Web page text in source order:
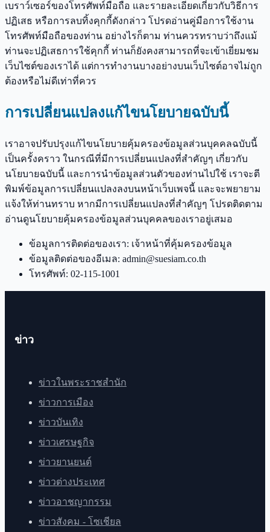
เบราว์เซอร์ของโทรศัพท์มือถือ และรายละเอียดเกี่ยวกับวิธีการ
ปฏิเสธ หรือการลบทิ้งคุกกี้ดังกล่าว โปรดอ่านคู่มือการใช้งาน
โทรศัพท์มือถือของท่าน อย่างไรก็ตาม ท่านควรทราบว่าถึงแม้
ท่านจะปฏิเสธการใช้คุกกี้ ท่านก็ยังคงสามารถที่จะเข้าเยี่ยมชม
เว็บไซต์ของเราได้ แต่การทำงานบางอย่างบนเว็บไซต์อาจไม่ถูก
ต้องหรือไม่ดีเท่าที่ควร
การเปลี่ยนแปลงแก้ไขนโยบายฉบับนี้
เราอาจปรับปรุงแก้ไขนโยบายคุ้มครองข้อมูลส่วนบุคคลฉบับนี้
เป็นครั้งคราว ในกรณีที่มีการเปลี่ยนแปลงที่สำคัญๆ เกี่ยวกับ
นโยบายฉบับนี้ และการนำข้อมูลส่วนตัวของท่านไปใช้ เราจะตี
พิมพ์ข้อมูลการเปลี่ยนแปลงลงบนหน้าเว็บเพจนี้ และจะพยายาม
แจ้งให้ท่านทราบ หากมีการเปลี่ยนแปลงที่สำคัญๆ โปรดติดตาม
อ่านดูนโยบายคุ้มครองข้อมูลส่วนบุคคลของเราอยู่เสมอ
ข้อมูลการติดต่อของเรา: เจ้าหน้าที่คุ้มครองข้อมูล
ข้อมูลติดต่อของอีเมล: admin@suesiam.co.th
โทรศัพท์: 02-115-1001
ข่าว
ข่าวในพระราชสำนัก
ข่าวการเมือง
ข่าวบันเทิง
ข่าวเศรษฐกิจ
ข่าวยานยนต์
ข่าวต่างประเทศ
ข่าวอาชญากรรม
ข่าวสังคม - โซเชียล